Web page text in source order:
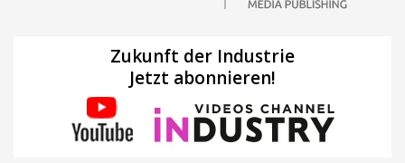
Zukunft der Industrie
Jetzt abonnieren!